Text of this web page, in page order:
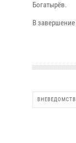
Богатырёв.
В